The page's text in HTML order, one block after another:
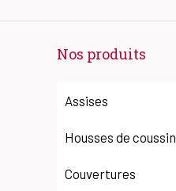
Nos produits
Assises
Housses de coussin
Couvertures